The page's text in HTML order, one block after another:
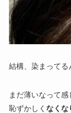
結構、染まってる
まだ薄いなって
恥ずかしく なくな